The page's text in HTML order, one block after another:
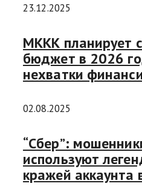
23.12.2025
МККК планирует
бюджет в 2026
нехватки
02.08.2025
“Сбер”:
используют
кражей аккаунта